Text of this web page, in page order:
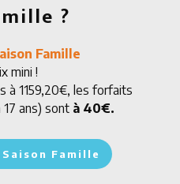
?
Famille
mini !
à 1159,20€, les forfaits
17 ans) sont à 40€.
Famille